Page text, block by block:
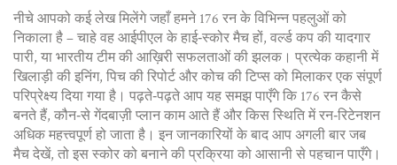
नीचे आपको कई लेख मिलेंगे जहाँ हमने 176 रन के विभिन्न पहलुओं को
निकाला है – चाहे वह आईपीएल के हाई‑स्कोर मैच हों, वर्ल्ड कप की यादगार
पारी, या भारतीय टीम की आख़िरी सफलताओं की झलक। प्रत्येक कहानी में
खिलाड़ी की इनिंग, पिच की रिपोर्ट और कोच की टिप्स को मिलाकर एक संपूर्ण
परिप्रेक्ष्य दिया गया है। पढ़ते‑पढ़ते आप यह समझ पाएँगे कि 176 रन कैसे
बनते हैं, कौन‑से गेंदबाज़ी प्लान काम आते हैं और किस स्थिति में रन‑रिटेनशन
अधिक महत्त्वपूर्ण हो जाता है। इन जानकारियों के बाद आप अगली बार जब
मैच देखें, तो इस स्कोर को बनाने की प्रक्रिया को आसानी से पहचान पाएँगे।